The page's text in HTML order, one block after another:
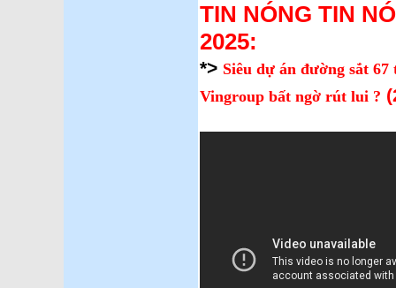
TIN NÓNG TIN
2025:
*> Siêu dự án đường sắt
Vingroup bất ngờ rút lui ?